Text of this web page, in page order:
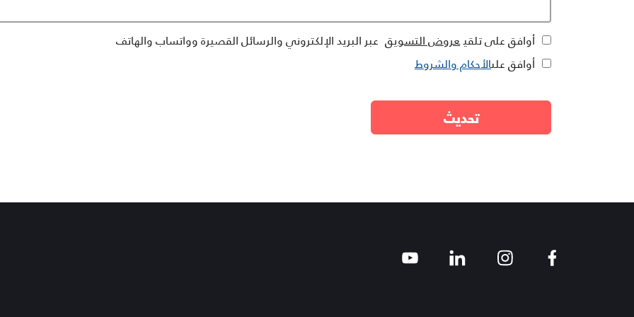
أوافق على تلقي عروض التسويق عبر البريد الإلكتروني والرسائل القصيرة وواتساب والهاتف
أوافق علىالأحكام والشروط